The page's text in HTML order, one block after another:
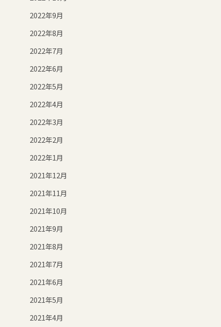
2022年9月
2022年8月
2022年7月
2022年6月
2022年5月
2022年4月
2022年3月
2022年2月
2022年1月
2021年12月
2021年11月
2021年10月
2021年9月
2021年8月
2021年7月
2021年6月
2021年5月
2021年4月